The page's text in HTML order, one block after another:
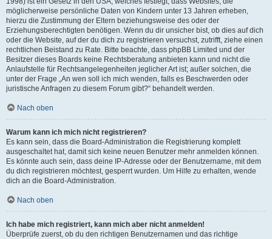
möglicherweise persönliche Daten von Kindern unter 13 Jahren erheben,
hierzu die Zustimmung der Eltern beziehungsweise des oder der
Erziehungsberechtigten benötigen. Wenn du dir unsicher bist, ob dies auf dich
oder die Website, auf der du dich zu registrieren versuchst, zutrifft, ziehe einen
rechtlichen Beistand zu Rate. Bitte beachte, dass phpBB Limited und der
Besitzer dieses Boards keine Rechtsberatung anbieten kann und nicht die
Anlaufstelle für Rechtsangelegenheiten jeglicher Art ist; außer solchen, die
unter der Frage „An wen soll ich mich wenden, falls es Beschwerden oder
juristische Anfragen zu diesem Forum gibt?“ behandelt werden.
Nach oben
Warum kann ich mich nicht registrieren?
Es kann sein, dass die Board-Administration die Registrierung komplett
ausgeschaltet hat, damit sich keine neuen Benutzer mehr anmelden können.
Es könnte auch sein, dass deine IP-Adresse oder der Benutzername, mit dem
du dich registrieren möchtest, gesperrt wurden. Um Hilfe zu erhalten, wende
dich an die Board-Administration.
Nach oben
Ich habe mich registriert, kann mich aber nicht anmelden!
Überprüfe zuerst, ob du den richtigen Benutzernamen und das richtige